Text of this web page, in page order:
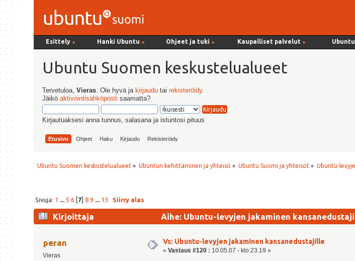
Esittely ► Hanki Ubuntu ► Ohjeet ja tuki ► Kaupalliset palvelut ►
Ubuntu Suomen keskustelualueet
Tervetuloa, Vieras. Ole hyvä ja kirjaudutai rekisteröidy.
Jäikö aktivointisähköposti saamatta?
Kirjautuaksesi anna tunnus, salasana ja istuntosi pituus
Etusivu Ohjeet Haku Kirjaudu Rekisteröidy
Ubuntu Suomen keskustelualueet » Ubuntun kehittäminen ja yhteisö » Ubuntu Suomi ja yhteisöt » Ubuntu-
Sivuja: 1 ... 5 6 [7] 8 9 ... 13 Siirry alas
Kirjoittaja Aihe: Ubuntu-levyjen jakaminen
peran
Vieras
Vs: Ubuntu-levyjen jakaminen kansanedustajille
«Vastaus #120 : 10.05.07 - klo:23.19 »